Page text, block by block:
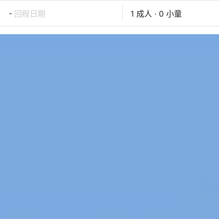
- 回程日期 1 成人 · 0 小童